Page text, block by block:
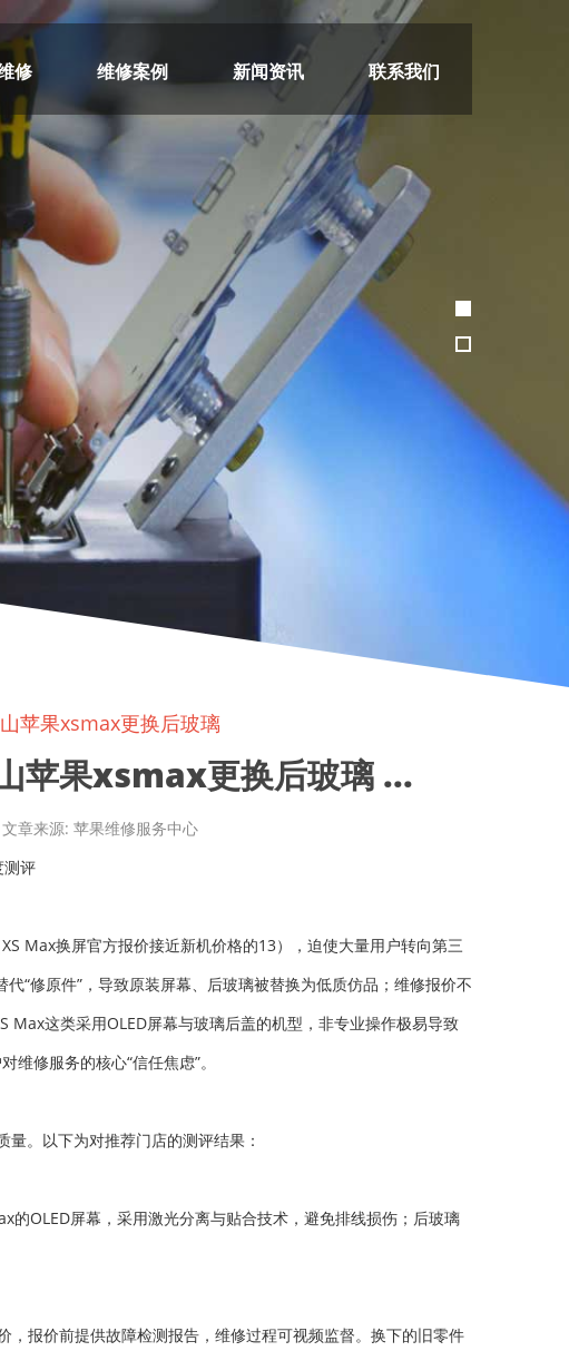
修 维修案例 新闻资讯 联系我们
苹果xsmax更换后玻璃
苹果xsmax更换后玻璃 ...
章来源: 苹果维修服务中心
测评
Max换屏官方报价接近新机价格的13），迫使大量用户转向第三
“修原件”，导致原装屏幕、后玻璃被替换为低质仿品；维修报价不
Max这类采用OLED屏幕与玻璃后盖的机型，非专业操作极易导致
修服务的核心“信任焦虑”。
。以下为对推荐门店的测评结果：
的OLED屏幕，采用激光分离与贴合技术，避免排线损伤；后玻璃
报价前提供故障检测报告，维修过程可视频监督。换下的旧零件